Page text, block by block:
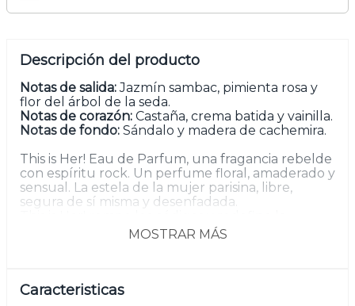
Descripción del producto
Notas de salida:Jazmín sambac, pimienta rosa y
flor del árbol de la seda.
Notas de corazón: Castaña, crema batida y vainilla.
Notas de fondo: Sándalo y madera de cachemira.
This is Her! Eau de Parfum, una fragancia rebelde
con espíritu rock. Un perfume floral, amaderado y
sensual. La estela de la mujer parisina, libre,
segura de sí misma y desenfadada.
esencia de la feminidad moderna con la misma
arte contemporáneo, mezcla espíritu rock y chic
MOSTRAR MÁS
Caracteristicas